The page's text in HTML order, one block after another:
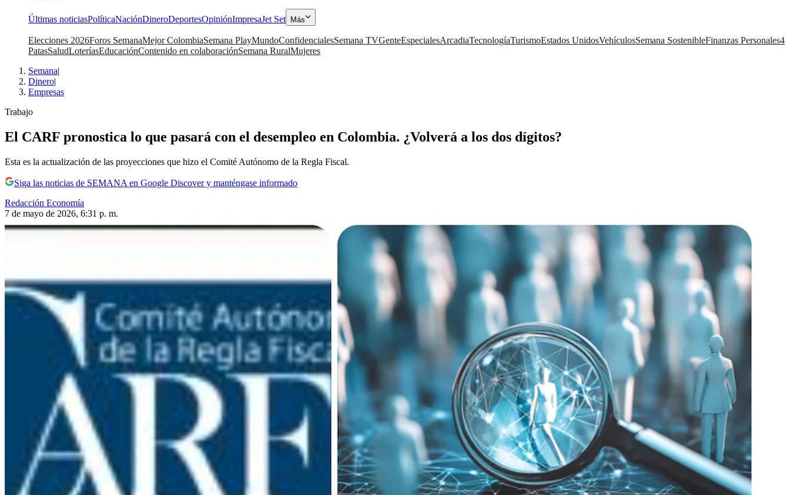
Últimas noticiasPolíticaNaciónDineroDeportesOpiniónImpresaJet Set Más
Elecciones 2026Foros SemanaMejor ColombiaSemana PlayMundoConfidencialesSemana TVGenteEspecialesArcadiaTecnologíaTurismoEstados UnidosVehículosSemana SostenibleFinanzas Personales4
PatasSaludLoteríasEducaciónContenido en colaboraciónSemana RuralMujeres
Semana|
Dinero|
Empresas
Trabajo
El CARF pronostica lo que pasará con el desempleo en Colombia. ¿Volverá a los dos dígitos?
Esta es la actualización de las proyecciones que hizo el Comité Autónomo de la Regla Fiscal.
Siga las noticias de SEMANA en Google Discover y manténgase informado
Redacción Economía
7 de mayo de 2026, 6:31 p. m.